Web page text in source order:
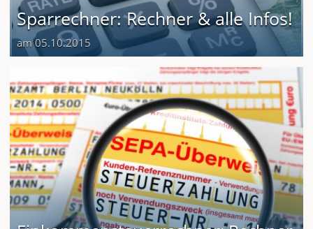
Sparrechner: Rechner & alle Infos!
am 05.10.2015